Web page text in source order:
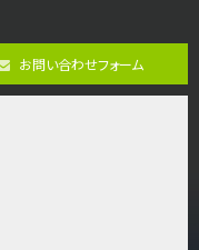
海老名駅
15分・歩1分
駐…
お問い合わせフォーム